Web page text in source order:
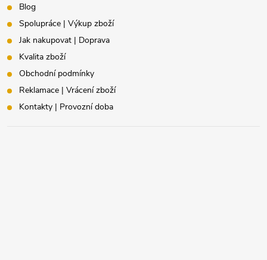
Blog
Spolupráce | Výkup zboží
Jak nakupovat | Doprava
Kvalita zboží
Obchodní podmínky
Reklamace | Vrácení zboží
Kontakty | Provozní doba